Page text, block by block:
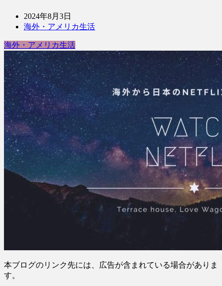
2024年8月3日
海外・アメリカ生活
海外・アメリカ生活
本ブログのリンク先には、広告が含まれている場合がありま
す。